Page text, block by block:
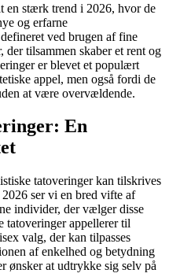
en stærk trend i 2026, hvor de
og erfarne
ved brugen af fine
der tilsammen skaber et rent og
er blevet et populært
appel, men også fordi de
at være overvældende.
En
tatoveringer kan tilskrives
ser vi en bred vifte af
individer, der vælger disse
appellerer til
valg, der kan tilpasses
af enkelhed og betydning
ønsker at udtrykke sig selv på